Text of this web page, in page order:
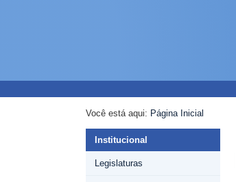
Você está aqui: Página Inicial
Institucional
Legislaturas